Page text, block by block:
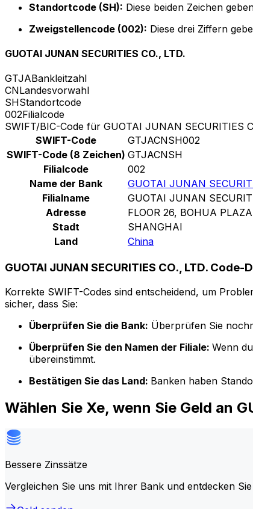
Standortcode (SH): Diese beiden Zeichen
Zweigstellencode (002): Diese drei Ziffern
GUOTAI JUNAN SECURITIES CO., LTD.
GTJABankleitzahl
CNLandesvorwahl
SHStandortcode
002Filialcode
SWIFT/BIC-Code für GUOTAI JUNAN SECURITIES
SWIFT-Code
GTJACNSH002
SWIFT-Code (8 Zeichen) GTJACNSH
Filialcode
002
Name der Bank
GUOTAI JUNAN
Filialname
GUOTAI JUNAN
Adresse
FLOOR 26, BOHUA PLAZA
Stadt
SHANGHAI
Land
China
GUOTAI JUNAN SECURITIES CO., LTD. Code-
Korrekte SWIFT-Codes sind entscheidend, um
sicher, dass Sie:
Überprüfen Sie die Bank: Überprüfen Sie
Überprüfen Sie den Namen der Filiale: Wenn
übereinstimmt.
Bestätigen Sie das Land: Banken haben
Wählen Sie Xe, wenn Sie Geld an
Bessere Zinssätze
Vergleichen Sie uns mit Ihrer Bank und entdecken